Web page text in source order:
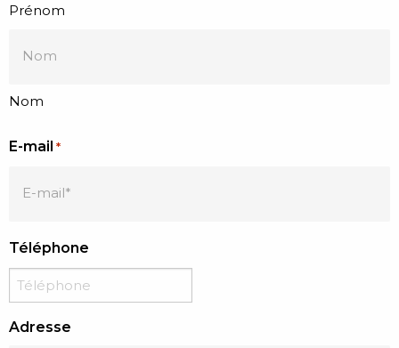
Prénom
Nom
E-mail *
Téléphone
Adresse